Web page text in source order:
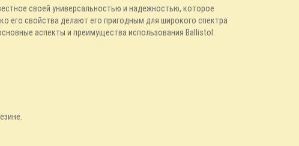
своей универсальностью и надежностью, которое
его свойства делают его пригодным для широкого спектра
аспекты и преимущества использования Ballistol: